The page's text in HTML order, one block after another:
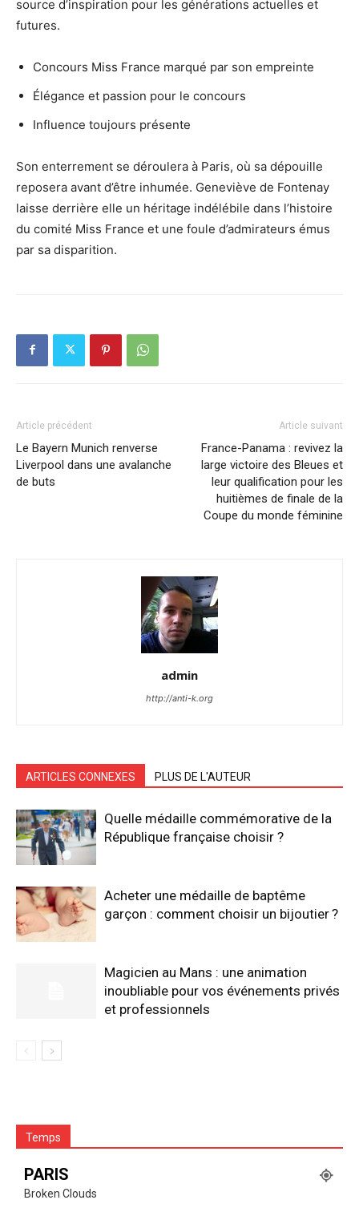
source d’inspiration pour les générations actuelles et
futures.
Concours Miss France marqué par son empreinte
Élégance et passion pour le concours
Influence toujours présente
Son enterrement se déroulera à Paris, où sa dépouille
reposera avant d’être inhumée. Geneviève de Fontenay
laisse derrière elle un héritage indélébile dans l’histoire
du comité Miss France et une foule d’admirateurs émus
par sa disparition.
Article précédent
Le Bayern Munich renverse
Liverpool dans une avalanche
de buts
Article suivant
France-Panama : revivez la
large victoire des Bleues et
leur qualification pour les
huitièmes de finale de la
Coupe du monde féminine
admin
http://anti-k.org
ARTICLES CONNEXES PLUS DE L'AUTEUR
Quelle médaille commémorative de la
République française choisir ?
Acheter une médaille de baptême
garçon : comment choisir un bijoutier ?
Magicien au Mans : une animation
inoubliable pour vos événements privés
et professionnels
Temps
PARIS
Broken Clouds